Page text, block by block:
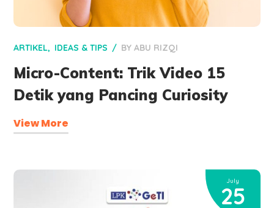
ARTIKEL IDEAS & TIPS BYABU RIZQI
Micro-Content: Trik Video 15
Detik yang Pancing Curiosity
View More
July
25